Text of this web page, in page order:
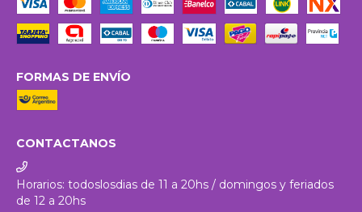
FORMAS DE ENVÍO
CONTACTANOS
Horarios: todoslosdias de 11 a 20hs / domingos y feriados
de 12 a 20hs